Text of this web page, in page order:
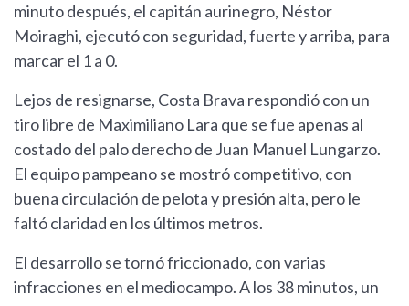
minuto después, el capitán aurinegro, Néstor
Moiraghi, ejecutó con seguridad, fuerte y arriba, para
marcar el 1 a 0.
Lejos de resignarse, Costa Brava respondió con un
tiro libre de Maximiliano Lara que se fue apenas al
costado del palo derecho de Juan Manuel Lungarzo.
El equipo pampeano se mostró competitivo, con
buena circulación de pelota y presión alta, pero le
faltó claridad en los últimos metros.
El desarrollo se tornó friccionado, con varias
infracciones en el mediocampo. A los 38 minutos, un